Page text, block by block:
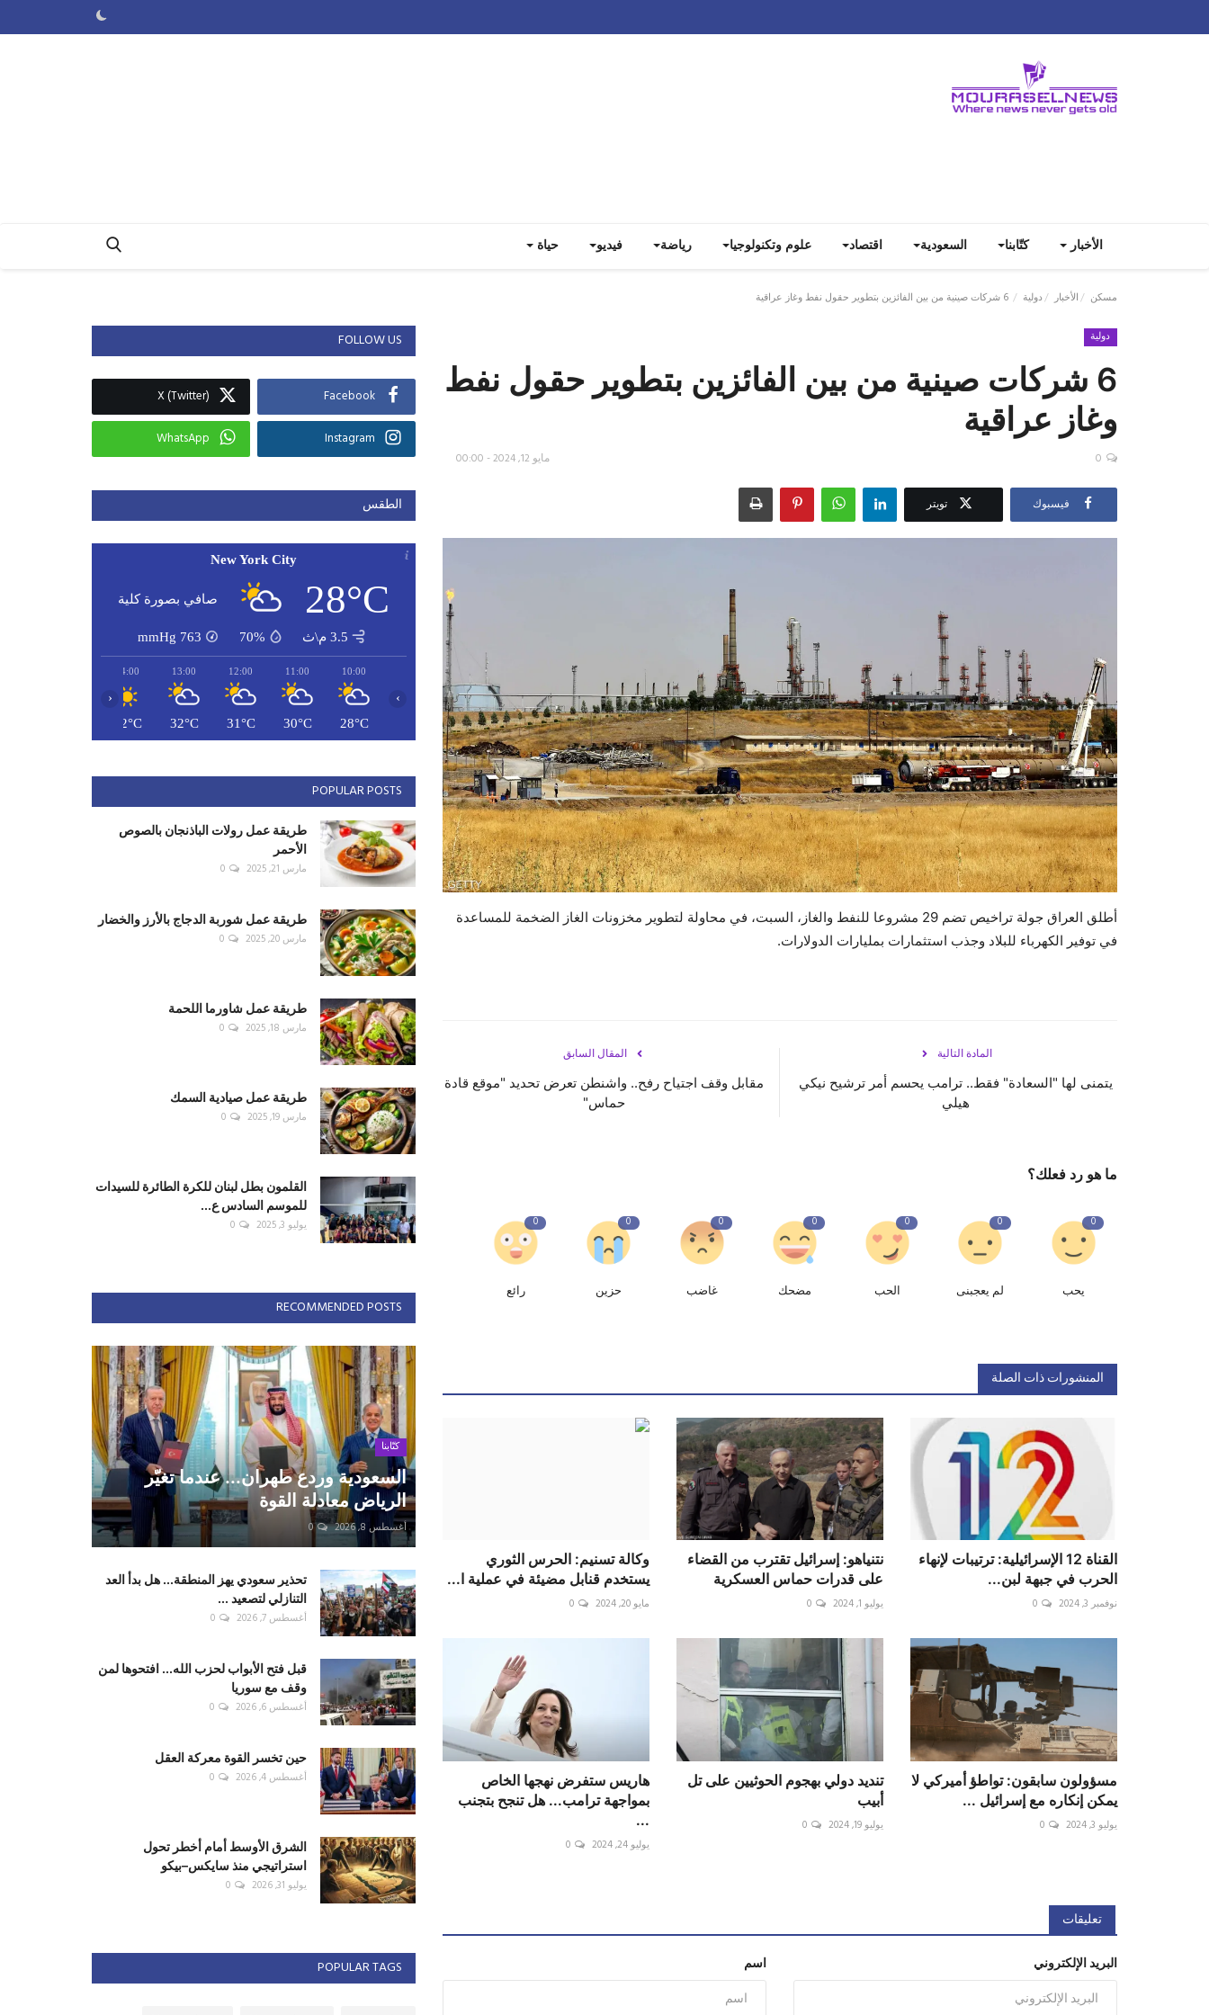
الأخبار كتّابنا السعودية اقتصاد علوم وتكنولوجيا رياضة فيديو حياة
مسكن الأخبار دولية
دولية
6 شركات صينية من بين الفائزين بتطوير حقول نفط
وغاز عراقية
مايو 12, 2024 - 00:00 0
فيسبوك تويتر
أطلق العراق جولة تراخيص تضم 29 مشروعا للنفط والغاز، السبت، في محاولة لتطوير مخزونات الغاز الضخمة للمساعدة
في توفير الكهرباء للبلاد وجذب استثمارات بمليارات الدولارات.
المقال السابق
مقابل وقف اجتياح رفح.. واشنطن تعرض تحديد "موقع قادة
حماس"
المادة التالية
يتمنى لها "السعادة" فقط.. ترامب يحسم أمر ترشيح نيكي
هيلي
ما هو رد فعلك؟
0
يحب
0
لم يعجبنى
0
الحب
0
مضحك
0
غاضب
0
حزين
0
رائع
المنشورات ذات الصلة
القناة 12 الإسرائيلية: ترتيبات لإنهاء
الحرب في جبهة لبن...
نوفمبر 3, 2024 0
نتنياهو: إسرائيل تقترب من القضاء
على قدرات حماس العسكرية
يوليو 1, 2024 0
وكالة تسنيم: الحرس الثوري
يستخدم قنابل مضيئة في عملية ا...
مايو 20, 2024 0
مسؤولون سابقون: تواطؤ أميركي لا
يمكن إنكاره مع إسرائيل ...
يوليو 3, 2024 0
تنديد دولي بهجوم الحوثيين على تل
أبيب
يوليو 19, 2024 0
هاريس ستفرض نهجها الخاص
بمواجهة ترامب... هل تنجح بتجنب
...
يوليو 24, 2024 0
تعليقات
اسم البريد الإلكتروني
FOLLOW US
Facebook
X (Twitter)
Instagram
WhatsApp
الطقس
New York City
28°C صافي بصورة كلية
3.5 م\ث 70%
763
mmHg
10:00
28°C
11:00
30°C
12:00
31°C
13:00
32°C
14:00
32°C
‹ ›
POPULAR POSTS
طريقة عمل رولات الباذنجان بالصوص
الأحمر
مارس 21, 2025 0
طريقة عمل شوربة الدجاج بالأرز والخضار
مارس 20, 2025 0
طريقة عمل شاورما اللحمة
مارس 18, 2025 0
طريقة عمل صيادية السمك
مارس 19, 2025 0
القلمون بطل لبنان للكرة الطائرة للسيدات
للموسم السادس ع...
يوليو 3, 2025 0
RECOMMENDED POSTS
كتّابنا
السعودية وردع طهران... عندما تغيّر
الرياض معادلة القوة
أغسطس 8, 2026 0
تحذير سعودي يهز المنطقة... هل بدأ العد
التنازلي لتصعيد ...
أغسطس 7, 2026 0
قبل فتح الأبواب لحزب الله... افتحوها لمن
وقف مع سوريا
أغسطس 6, 2026 0
حين تخسر القوة معركة العقل
أغسطس 4, 2026 0
الشرق الأوسط أمام أخطر تحول
استراتيجي منذ سايكس–بيكو
يوليو 31, 2026 0
POPULAR TAGS